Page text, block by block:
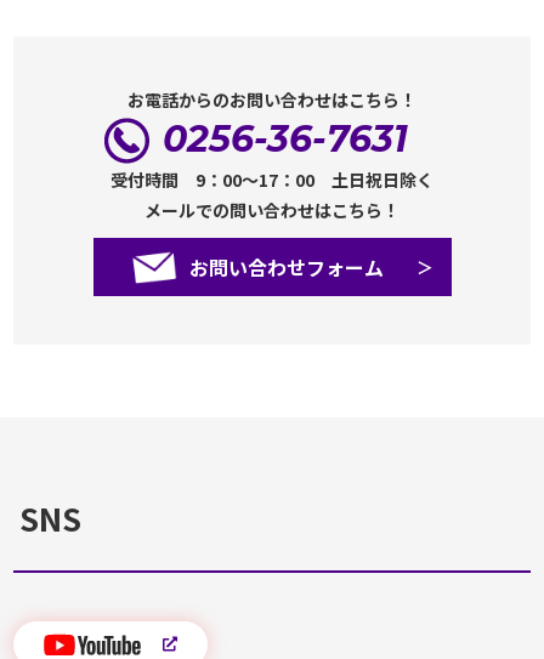
お電話からのお問い合わせはこちら！
0256-36-7631
受付時間 9：00～17：00 土日祝日除く
メールでの問い合わせはこちら！
お問い合わせフォーム
SNS